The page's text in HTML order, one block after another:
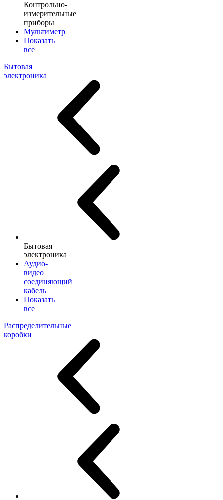
Контрольно-
измерительные
приборы
Мультиметр
Показать
все
Бытовая
электроника
Бытовая
электроника
Аудио-
видео
соединяющий
кабель
Показать
все
Распределительные
коробки